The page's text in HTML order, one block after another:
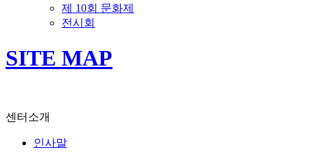
제 10회 문화제
전시회
SITE MAP
센터소개
인사말